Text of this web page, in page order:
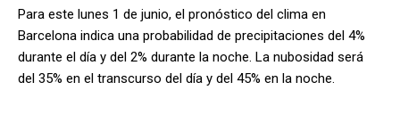
Para este lunes 1 de junio, el pronóstico del clima en
Barcelona indica una probabilidad de precipitaciones del 4%
durante el día y del 2% durante la noche. La nubosidad será
del 35% en el transcurso del día y del 45% en la noche.